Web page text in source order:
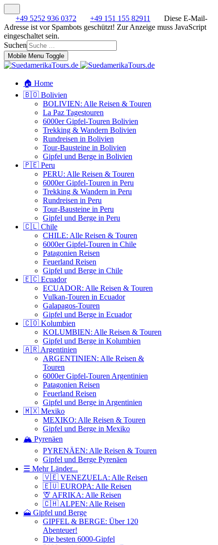
+49 5252 936 0372 +49 151 155 82911
Diese E-Mail-
Adresse ist vor Spambots geschützt! Zur Anzeige muss JavaScript
eingeschaltet sein.
Suchen
Mobile Menu Toggle
🏠 Home
🇧🇴 Bolivien
BOLIVIEN: Alle Reisen & Touren
La Paz Tagestouren
6000er Gipfel-Touren Bolivien
Trekking & Wandern Bolivien
Rundreisen in Bolivien
Tour-Bausteine in Bolivien
Gipfel und Berge in Bolivien
🇵🇪 Peru
PERU: Alle Reisen & Touren
6000er Gipfel-Touren in Peru
Trekking & Wandern in Peru
Rundreisen in Peru
Tour-Bausteine in Peru
Gipfel und Berge in Peru
🇨🇱 Chile
CHILE: Alle Reisen & Touren
6000er Gipfel-Touren in Chile
Patagonien Reisen
Feuerland Reisen
Gipfel und Berge in Chile
🇪🇨 Ecuador
ECUADOR: Alle Reisen & Touren
Vulkan-Touren in Ecuador
Galapagos-Touren
Gipfel und Berge in Ecuador
🇨🇴 Kolumbien
KOLUMBIEN: Alle Reisen & Touren
Gipfel und Berge in Kolumbien
🇦🇷 Argentinien
ARGENTINIEN: Alle Reisen &
Touren
6000er Gipfel-Touren Argentinien
Patagonien Reisen
Feuerland Reisen
Gipfel und Berge in Argentinien
🇲🇽 Mexiko
MEXIKO: Alle Reisen & Touren
Gipfel und Berge in Mexiko
🏔️ Pyrenäen
PYRENÄEN: Alle Reisen & Touren
Gipfel und Berge Pyrenäen
☰ Mehr Länder...
🇻🇪 VENEZUELA: Alle Reisen
🇪🇺 EUROPA: Alle Reisen
🦒 AFRIKA: Alle Reisen
🇨🇭 ALPEN: Alle Reisen
🗻 Gipfel und Berge
GIPFEL & BERGE: Über 120
Abenteuer!
Die besten 6000-Gipfel